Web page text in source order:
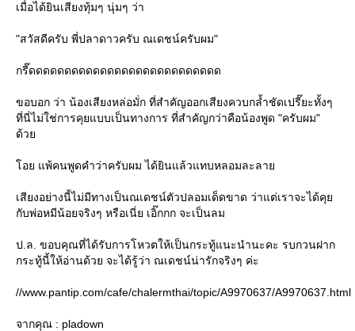
เมื่อได้ยินเสียงทุ้มๆ นุ่มๆ ว่า
"สวัสดีครับ พี่ปลาดาวครับ ณเดชน์ครับผม"
กรี๊ดดดดดดดดดดดดดดดดดดดดดดดดดดด
ขอบอก ว่า น้องเสียงหล่อมั่ก ที่สำคัญออกเสียงควบกล้ำชัดเปรี๊ยะทั้งๆ
ที่นี่ไม่ใช่การคุยแบบเป็นทางการ ที่สำคัญกว่าคือน้องพูด "ครับผม"
ด้ว
อย แพ้คนพูดคำว่าครับผม ได้ยินแล้วแทบหลอมละลา
เสียงอย่างนี้ไม่มีทางเป็นณเดชน์ตัวปลอมเด็ดขาด ว่าแต่เราจะได้คุ
กับพ่อหมีน้อยจริงๆ หรือเนี่ย เอิ๊กกก จะเป็นลม
ป.ล. ขอบคุณที่ได้รับการโหวตให้เป็นกระทู้แนะนำนะคะ รบกวนฝาก
กระทู้นี้ให้อ่านด้วย จะได้รู้ว่า ณเดชน์น่ารักจริงๆ ค่ะ
//www.pantip.com/cafe/chalermthai/topic/A9970637/A9970637.html
จากคุณ : pladown